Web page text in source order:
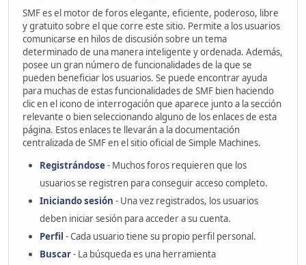
SMF es el motor de foros elegante, eficiente, poderoso, libre
y gratuito sobre el que corre este sitio. Permite a los usuarios
comunicarse en hilos de discusión sobre un tema
determinado de una manera inteligente y ordenada. Además,
posee un gran número de funcionalidades de la que se
pueden beneficiar los usuarios. Se puede encontrar ayuda
para muchas de estas funcionalidades de SMF bien haciendo
clic en el icono de interrogación que aparece junto a la sección
relevante o bien seleccionando alguno de los enlaces de esta
página. Estos enlaces te llevarán a la documentación
centralizada de SMF en el sitio oficial de Simple Machines.
Registrándose- Muchos foros requieren que los
usuarios se registren para conseguir acceso completo.
Iniciando sesión - Una vez registrados, los usuarios
deben iniciar sesión para acceder a su cuenta.
Perfil - Cada usuario tiene su propio perfil personal.
Buscar- La búsqueda es una herramienta